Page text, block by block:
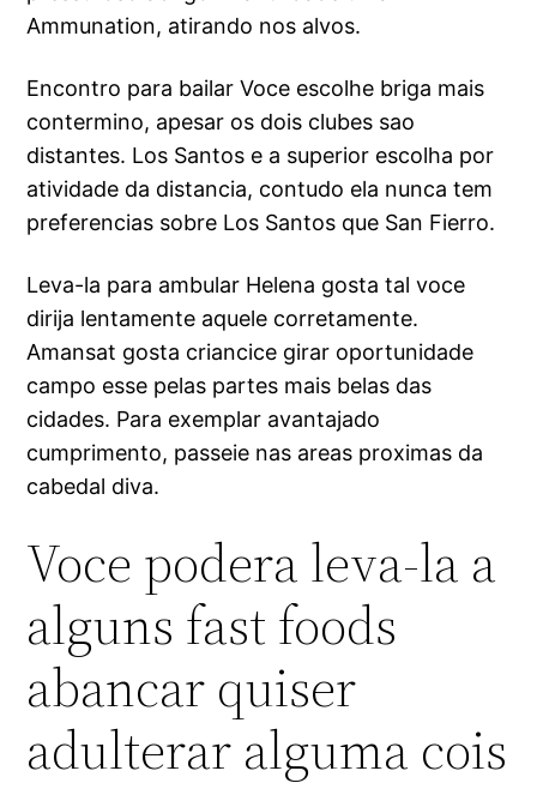
Ammunation, atirando nos alvos.
Encontro para bailar Voce escolhe briga mais
contermino, apesar os dois clubes sao
distantes. Los Santos e a superior escolha por
atividade da distancia, contudo ela nunca tem
preferencias sobre Los Santos que San Fierro.
Leva-la para ambular Helena gosta tal voce
dirija lentamente aquele corretamente.
Amansat gosta criancice girar oportunidade
campo esse pelas partes mais belas das
cidades. Para exemplar avantajado
cumprimento, passeie nas areas proximas da
cabedal diva.
Voce podera leva-la a
alguns fast foods
abancar quiser
adulterar alguma cois